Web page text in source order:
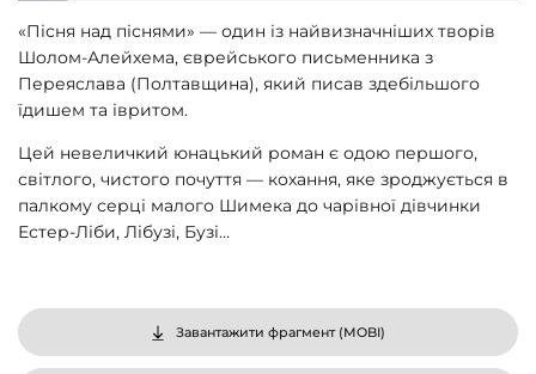
«Пісня над піснями» — один із найвизначніших творів
Шолом-Алейхема, єврейського письменника з
Переяслава (Полтавщина), який писав здебільшого
їдишем та івритом.
Цей невеличкий юнацький роман є одою першого,
світлого, чистого почуття — кохання, яке зроджується в
палкому серці малого Шимека до чарівної дівчинки
Естер-Ліби, Лібузі, Бузі…
Завантажити фрагмент (MOBI)